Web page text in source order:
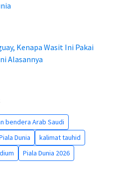
Kenapa Wasit Ini Pakai
Alasannya
bendera Arab Saudi
Dunia
kalimat tauhid
Piala Dunia 2026